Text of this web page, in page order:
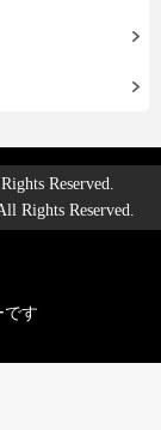
Reserved.
Rights Reserved.
です